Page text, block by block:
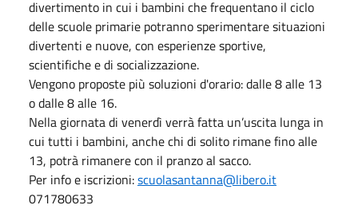
divertimento in cui i bambini che frequentano il ciclo
delle scuole primarie potranno sperimentare situazioni
divertenti e nuove, con esperienze sportive,
scientifiche e di socializzazione.
Vengono proposte più soluzioni d'orario: dalle 8 alle 13
o dalle 8 alle 16.
Nella giornata di venerdì verrà fatta un’uscita lunga in
cui tutti i bambini, anche chi di solito rimane fino alle
13, potrà rimanere con il pranzo al sacco.
Per info e iscrizioni:scuolasantanna@libero.it
071780633